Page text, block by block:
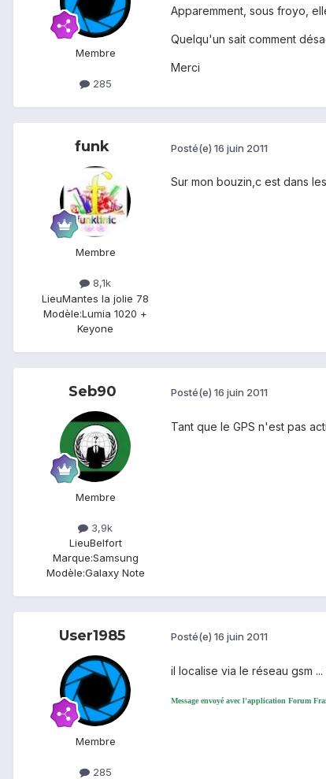
Membre
285
Apparemment, sous froyo,
Quelqu'un sait comment
Merci
funk
Membre
8,1k
LieuMantes la jolie 78
Modèle:Lumia 1020 +
Keyone
Posté(e) 16 juin 2011
Sur mon bouzin,c est dans
Seb90
Membre
3,9k
LieuBelfort
Marque:Samsung
Modèle:Galaxy Note
Posté(e) 16 juin 2011
Tant que le GPS n'est pas
User1985
Membre
285
Posté(e) 16 juin 2011
il localise via le réseau gsm
Message envoyé avec l'application Forum